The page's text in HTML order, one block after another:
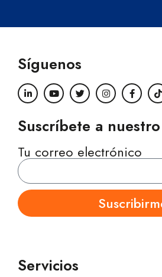
Síguenos
Suscríbete a
Tu correo electrónico
Servicios